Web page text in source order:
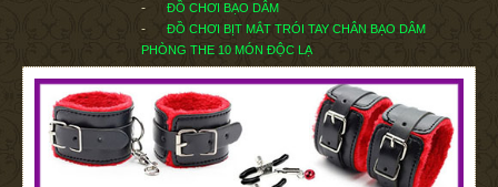
ĐỒ CHƠI BẠO DÂM
ĐỒ CHƠI BỊT MẮT TRÓI TAY CHÂN BẠO DÂM
PHÒNG THE 10 MÓN ĐỘC LẠ